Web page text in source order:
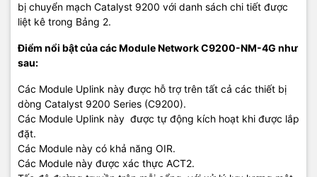
bị chuyển mạch Catalyst 9200 với danh sách chi tiết được
liệt kê trong Bảng 2.
Điểm nổi bật của các Module Network C9200-NM-4G như
sau:
Các Module Uplink này được hỗ trợ trên tất cả các thiết bị
dòng Catalyst 9200 Series (C9200).
Các Module Uplink này được tự động kích hoạt khi được lắp
đặt.
Các Module này có khả năng OIR.
Các Module này được xác thực ACT2.